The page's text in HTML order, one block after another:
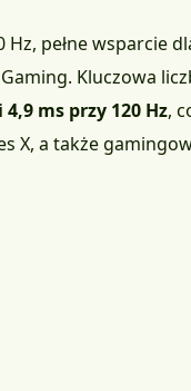
Hz, pełne wsparcie
Kluczowa
ms przy 120 Hz,
X, a także